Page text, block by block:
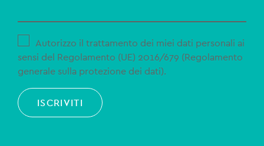
Autorizzo il trattamento dei miei dati personali ai
sensi del Regolamento (UE) 2016/679 (Regolamento
generale sulla protezione dei dati).
ISCRIVITI